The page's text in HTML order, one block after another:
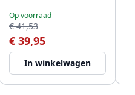
Op voorraad
€ 41,53
€ 39,95
In winkelwagen